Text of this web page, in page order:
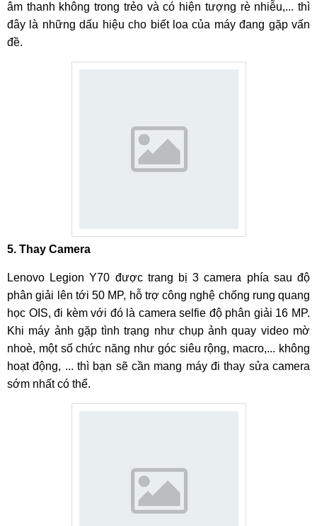
Bước 7:
của mình để chắc chắn không xảy ra lỗi phát sinh. Khi khách
âm thanh không trong trẻo và có hiện tượng rè nhiễu,... thì
đây là những dấu hiệu cho biết loa của máy đang gặp vấn
đề.
5. Thay Camera
Lenovo Legion Y70 được trang bị 3 camera phía sau độ
phân giải lên tới 50 MP, hỗ trợ công nghệ chống rung quang
học OIS, đi kèm với đó là camera selfie độ phân giải 16 MP.
Khi máy ảnh gặp tình trạng như chụp ảnh quay video mờ
nhoè, một số chức năng như góc siêu rộng, macro,... không
hoạt động, ... thì bạn sẽ cần mang máy đi thay sửa camera
sớm nhất có thể.